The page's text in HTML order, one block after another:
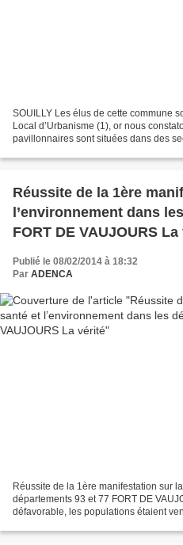
SOUILLY Les élus de cette commune
Local d’Urbanisme (1), or nous
pavillonnaires sont situées dans des
Réussite de la 1ère
l’environnement dans
FORT DE VAUJOURS
Publié le 08/02/2014 à 18:32
Par ADENCA
Réussite de la 1ère manifestation sur
départements 93 et 77 FORT DE
défavorable, les populations étaient